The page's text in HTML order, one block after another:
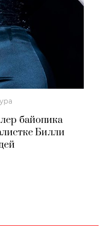
байопика
Билли